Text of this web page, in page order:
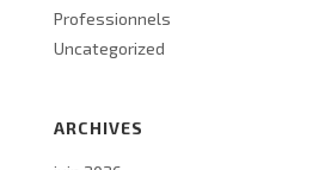
Professionnels
Uncategorized
ARCHIVES